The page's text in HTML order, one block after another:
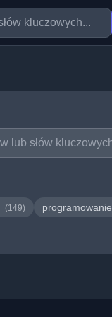
(149) programowanie